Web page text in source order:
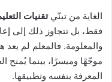
الغاية من تبنّيتقنيات
فقط، بل تتجاوز ذلك إلى
والمعلومة. فالمعلم لم
موجّهًا وميسرًا، بينما يُمنح
المعرفة بنفسه وتطبيقها.